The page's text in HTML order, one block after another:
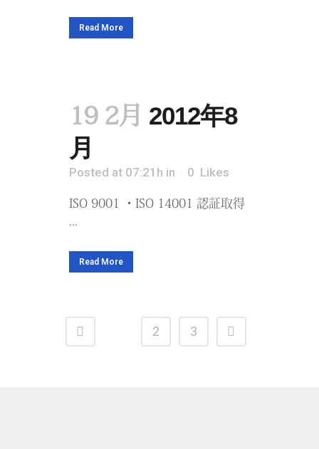
Read More
19 2月 2012年8
月
Posted at 07:21h in 0 Likes
ISO 9001 ・ISO 14001 認証取得​
...
Read More
2 3